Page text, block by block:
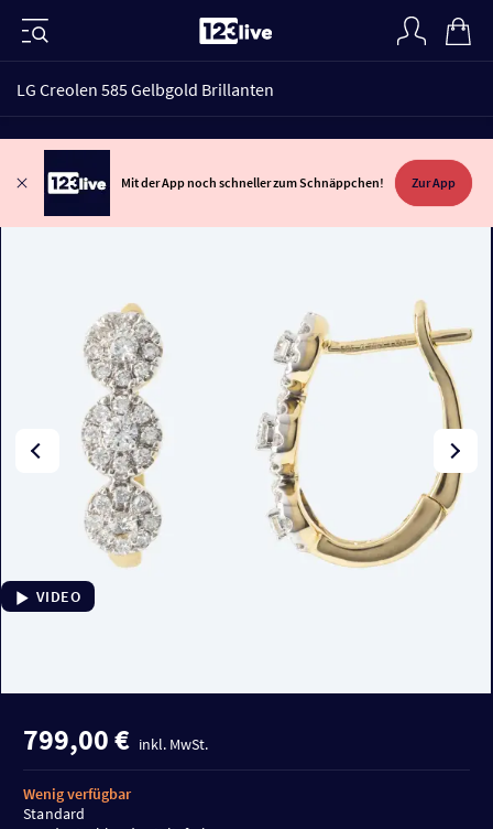
LG Creolen 585 Gelbgold Brillanten
Mit der App noch schneller zum Schnäppchen! Zur App
VIDEO
799,00 € inkl. MwSt.
Wenig verfügbar
Standard